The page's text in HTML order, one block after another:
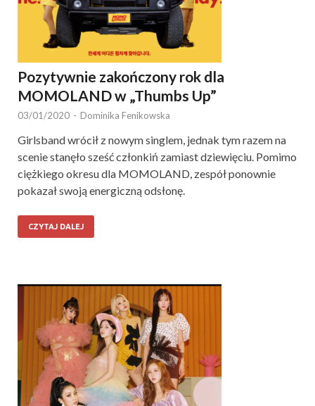
Pozytywnie zakończony rok dla
MOMOLAND w „Thumbs Up”
03/01/2020 - Dominika Fenikowska
Girlsband wrócił z nowym singlem, jednak tym razem na
scenie stanęło sześć członkiń zamiast dziewięciu. Pomimo
ciężkiego okresu dla MOMOLAND, zespół ponownie
pokazał swoją energiczną odsłonę.
CZYTAJ DALEJ